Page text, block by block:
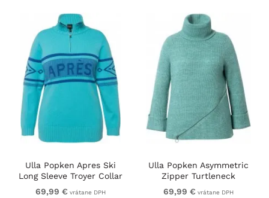
Ulla Popken Apres Ski
Long Sleeve Troyer Collar
Sweater Bright Turquoise
69,99 € vrátane DPH
Ulla Popken Asymmetric
Zipper Turtleneck
Sweater Green
69,99 € vrátane DPH